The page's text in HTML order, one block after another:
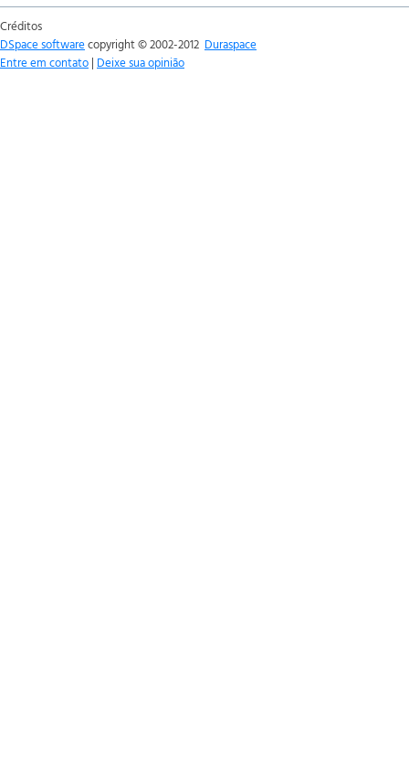
Créditos
DSpace softwarecopyright © 2002-2012 Duraspace
Entre em contato | Deixe sua opinião